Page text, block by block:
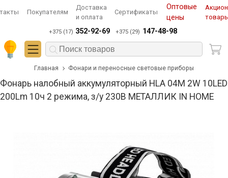
Покупателям
Доставка
и оплата
Сертификаты
Оптовые
цены
+375 (17) 352-92-69 +375 (29) 147-48-98
Главная Фонари и переносные световые приборы
Фонарь налобный аккумуляторный HLA 04M 2W 10LED
200Lm 10ч 2 режима, з/у 230В МЕТАЛЛИК IN HOME